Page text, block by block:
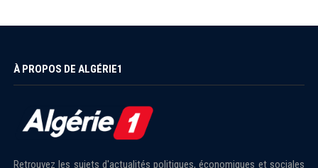
À PROPOS DE ALGÉRIE1
Retrouvez les sujets d'actualités politiques, économiques et sociales